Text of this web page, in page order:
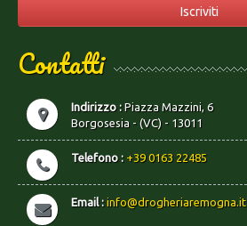
Iscriviti
Contatti
Indirizzo :Piazza Mazzini, 6
Borgosesia - (VC) - 13011
Telefono : +39 0163 22485
Email :info@drogheriaremogna.it